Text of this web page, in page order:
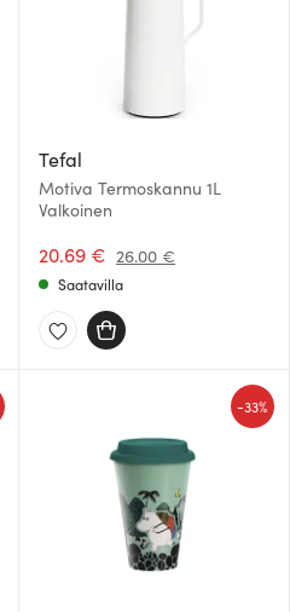
Tefal
Motiva Termoskannu 1L
Valkoinen
20.69 € 26.00 €
Saatavilla
-33%